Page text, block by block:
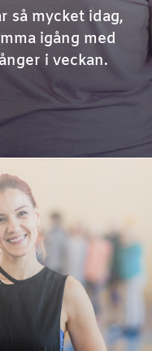
så mycket idag,
igång med
i veckan.